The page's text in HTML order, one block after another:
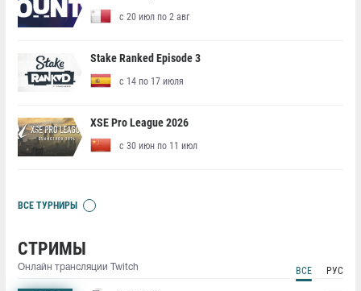
с 20 июл по 2 авг
Stake Ranked Episode 3
с 14 по 17 июля
XSE Pro League 2026
с 30 июн по 11 июл
ВСЕ ТУРНИРЫ
СТРИМЫ
Онлайн трансляции Twitch ВСЕ РУС